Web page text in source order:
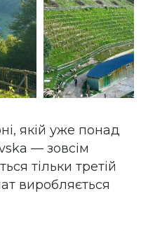
якій уже понад
— зовсім
тільки третій
виробляється